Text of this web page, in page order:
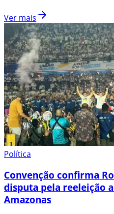
Ver mais
Política
Convenção confirma
disputa pela reeleição
Amazonas